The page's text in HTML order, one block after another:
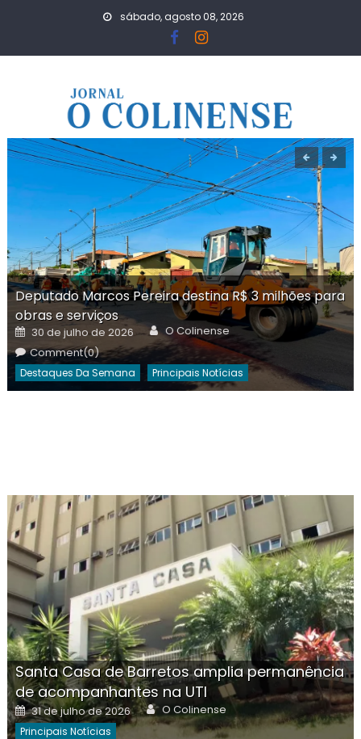
sábado, agosto 08, 2026
Deputado Marcos Pereira destina R$ 3 milhões para
obras e serviços
Posted
on
30 de julho de 2026 Author
O Colinense
Comment(0)
Destaques Da Semana Principais Notícias
Santa Casa de Barretos amplia permanência
de acompanhantes na UTI
Posted
on
31 de julho de 2026 Author
O Colinense
Principais Notícias